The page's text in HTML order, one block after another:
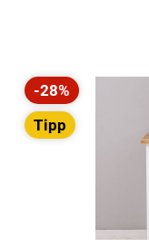
Rabatt
-28%
Tipp